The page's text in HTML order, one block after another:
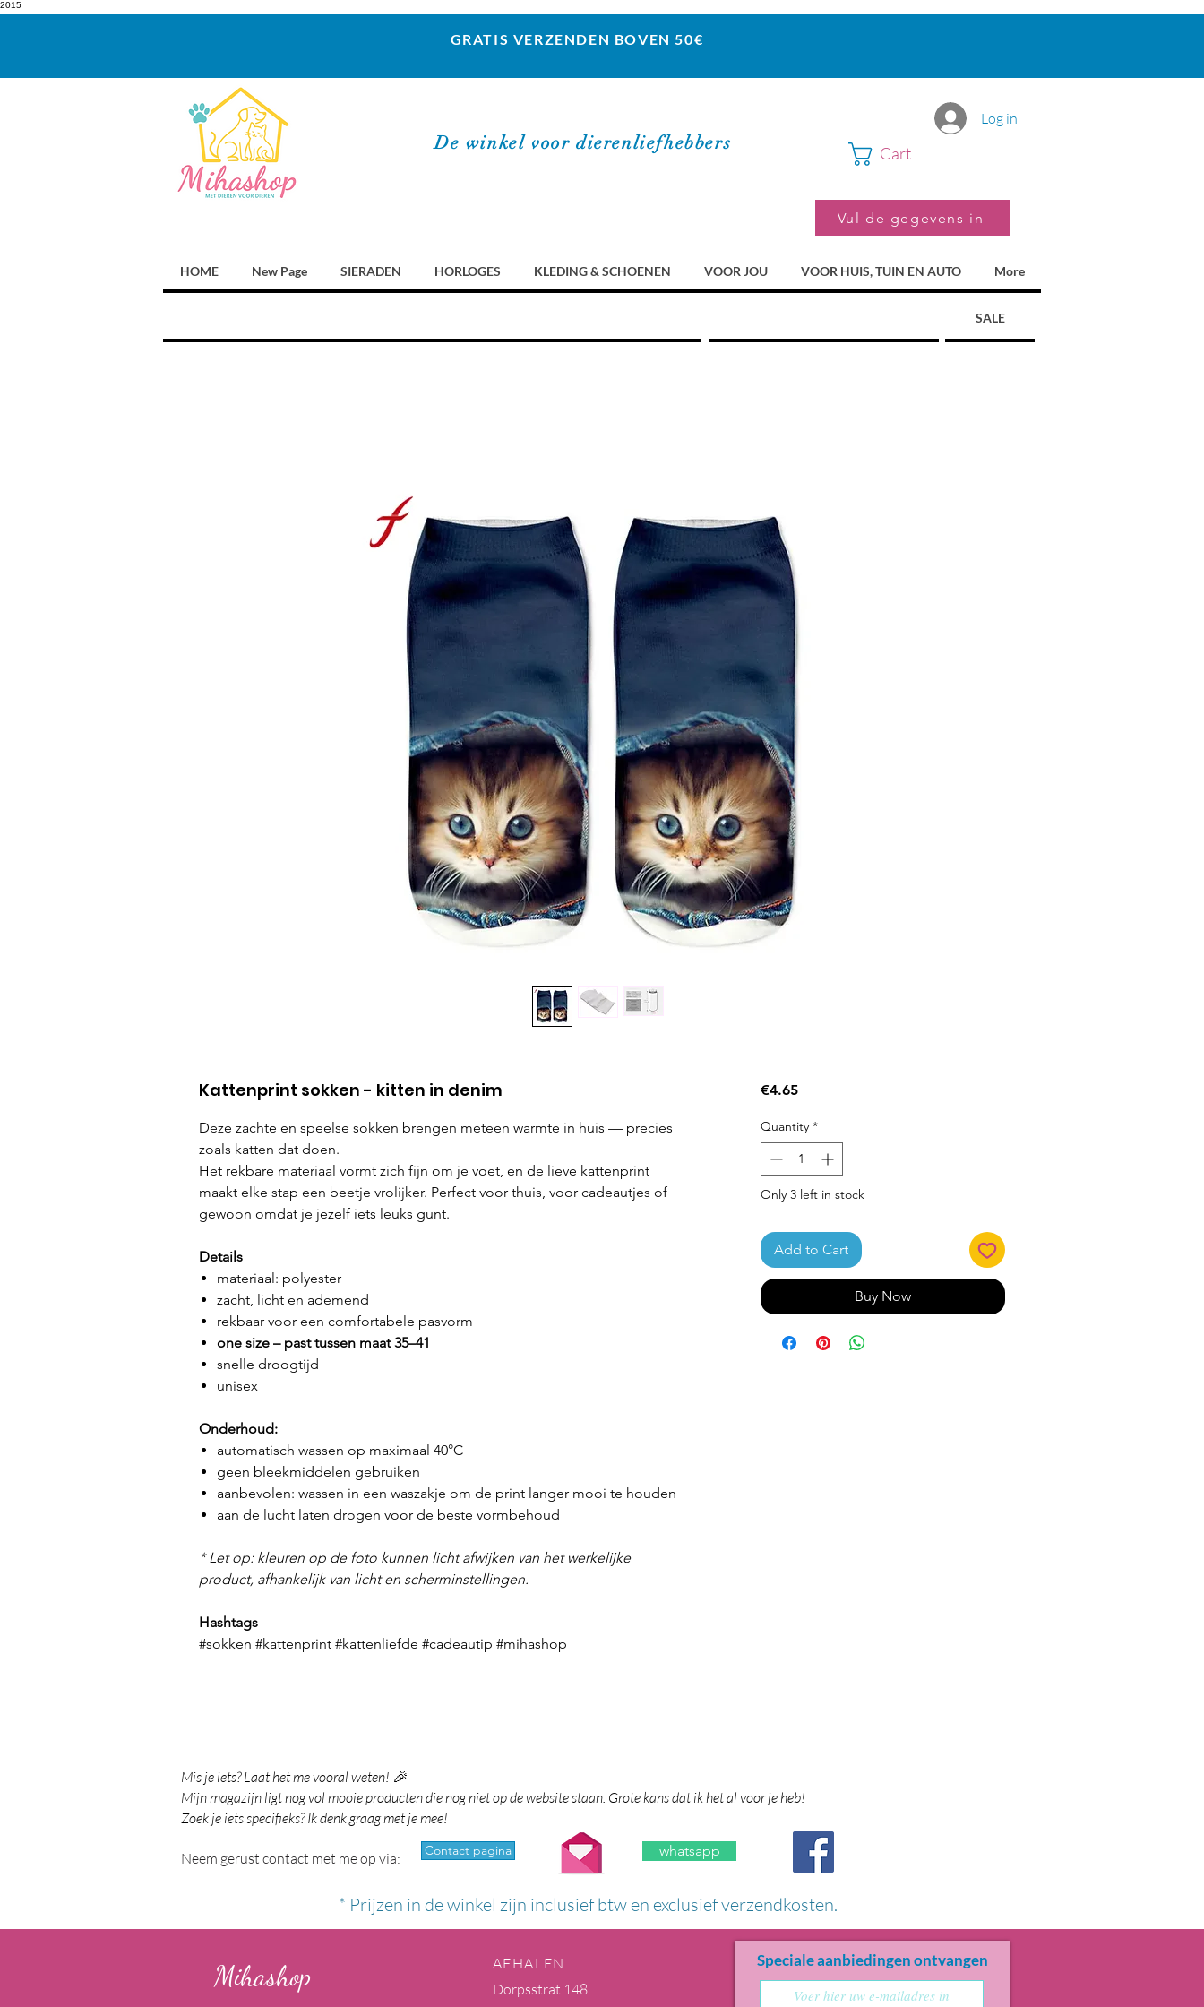
2015
GRATIS VERZENDEN BOVEN 50€
De winkel voor dierenliefhebbers
Log in
Cart
Vul de gegevens in
HOME New Page SIERADEN HORLOGES KLEDING & SCHOENEN VOOR JOU VOOR HUIS, TUIN EN AUTO More
SALE
Kattenprint sokken - kitten in denim
Deze zachte en speelse sokken brengen meteen warmte in huis — precies
zoals katten dat doen.
Het rekbare materiaal vormt zich fijn om je voet, en de lieve kattenprint
maakt elke stap een beetje vrolijker. Perfect voor thuis, voor cadeautjes of
gewoon omdat je jezelf iets leuks gunt.
Details
materiaal: polyester
zacht, licht en ademend
rekbaar voor een comfortabele pasvorm
one size – past tussen maat 35–41
snelle droogtijd
unisex
Onderhoud:
automatisch wassen op maximaal 40°C
geen bleekmiddelen gebruiken
aanbevolen: wassen in een waszakje om de print langer mooi te houden
aan de lucht laten drogen voor de beste vormbehoud
* Let op: kleuren op de foto kunnen licht afwijken van het werkelijke
product, afhankelijk van licht en scherminstellingen.
Hashtags
#sokken #kattenprint #kattenliefde #cadeautip #mihashop
€4.65Price
Quantity *
Only 3 left in stock
Add to Cart
Buy Now
Mis je iets? Laat het me vooral weten! 🎉
Mijn magazijn ligt nog vol mooie producten die nog niet op de website staan. Grote kans dat ik het al voor je heb!
Zoek je iets specifieks? Ik denk graag met je mee!
Neem gerust contact met me op via: Contact pagina whatsapp
* Prijzen in de winkel zijn inclusief btw en exclusief verzendkosten.
Mihashop
AFHALEN
Dorpsstrat 148
Speciale aanbiedingen ontvangen